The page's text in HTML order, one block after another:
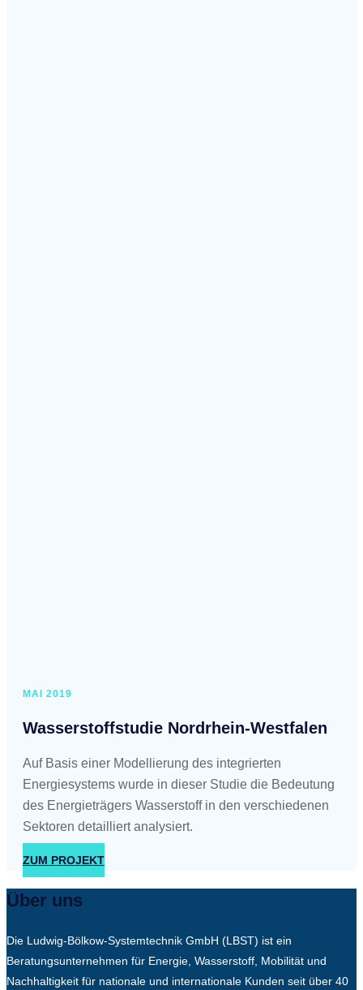
MAI 2019
Wasserstoffstudie Nordrhein-Westfalen
Auf Basis einer Modellierung des integrierten
Energiesystems wurde in dieser Studie die Bedeutung
des Energieträgers Wasserstoff in den verschiedenen
Sektoren detailliert analysiert.
ZUM PROJEKT
Über uns
Die Ludwig-Bölkow-Systemtechnik GmbH (LBST) ist ein
Beratungsunternehmen für Energie, Wasserstoff, Mobilität und
Nachhaltigkeit für nationale und internationale Kunden seit über 40